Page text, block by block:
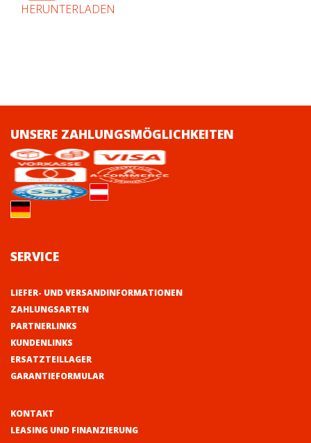
HERUNTERLADEN
UNSERE ZAHLUNGSMÖGLICHKEITEN
SERVICE
LIEFER- UND VERSANDINFORMATIONEN
ZAHLUNGSARTEN
PARTNERLINKS
KUNDENLINKS
ERSATZTEILLAGER
GARANTIEFORMULAR
KONTAKT
LEASING UND FINANZIERUNG